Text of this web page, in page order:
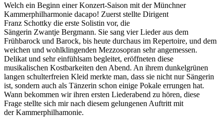
Welch ein Beginn einer Konzert-Saison mit der Münchner
Kammerphilharmonie dacapo! Zuerst stellte Dirigent
Franz Schottky die erste Solistin vor, die
Sängerin Zwantje Bergmann. Sie sang vier Lieder aus dem
Frühbarock und Barock, bis heute durchaus im Repertoire, und dem
weichen und wohlklingenden Mezzosopran sehr angemessen.
Delikat und sehr einfühlsam begleitet, eröffneten diese
musikalischen Kostbarkeiten den Abend. An ihrem dunkelgrünen
langen schulterfreien Kleid merkte man, dass sie nicht nur Sängerin
ist, sondern auch als Tänzerin schon einige Pokale errungen hat.
Wann bekommen wir ihren ersten Liederabend zu hören, diese
Frage stellte sich mir nach diesem gelungenen Auftritt mit
der Kammerphilhamonie.